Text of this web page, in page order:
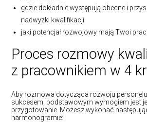
gdzie dokładnie występują obecne i
nadwyżki kwalifikacji
jaki potencjał rozwojowy mają Twoi
Proces rozmowy
z pracownikiem w 4
Aby rozmowa dotycząca rozwoju
sukcesem, podstawowym wymogiem jest
przygotowanie. Możesz wykonać
harmonogramie: